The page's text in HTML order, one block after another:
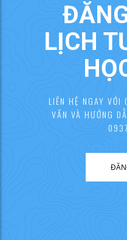
LỊCH
LIÊN HỆ NGAY
VẤN VÀ HƯỚNG